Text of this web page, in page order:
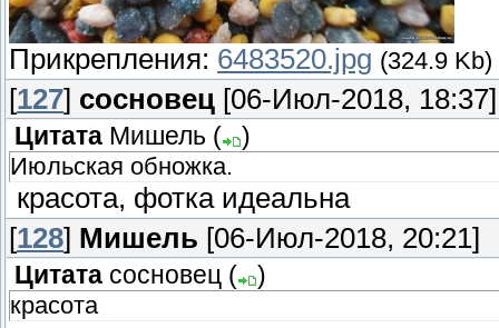
Прикрепления: 6483520.jpg (324.9 Kb)
[127] сосновец [06-Июл-2018, 18:37]
Цитата Мишель (
)
Июльская обножка.
красота, фотка идеальна
[128] Мишель [06-Июл-2018, 20:21]
Цитата сосновец (
)
красота